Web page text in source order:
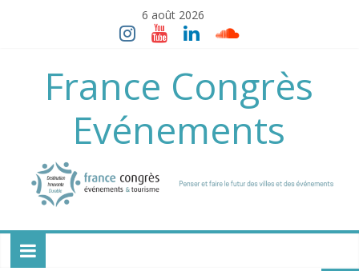
6 août 2026
France Congrès
Evénements